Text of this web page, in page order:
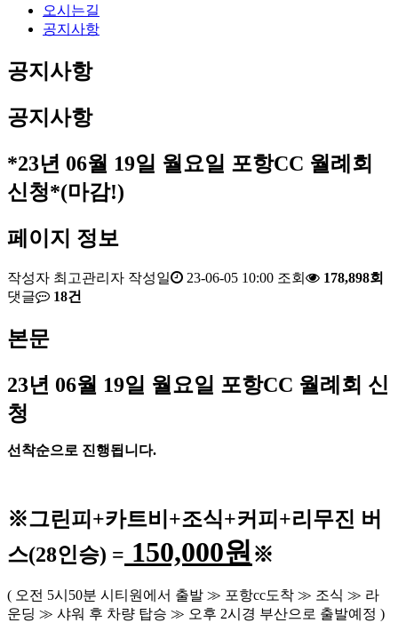
오시는길
공지사항
공지사항
공지사항
*23년 06월 19일 월요일 포항CC 월례회
신청*(마감!)
페이지 정보
작성자 최고관리자 작성일 23-06-05 10:00 조회
178,898회
댓글
18건
본문
23년 06월 19일 월요일 포항CC 월례회 신
청
선착순으로 진행됩니다.
※그린피 +카트비 +조식+커피+리무진 버
스(28인승) = 150,000원 ※
( 오전 5시 50분 시티원에서 출발 ≫ 포항cc도착 ≫ 조식 ≫ 라
운딩 ≫ 샤워 후 차량 탑승 ≫ 오후 2시경 부산으로 출발예정 )